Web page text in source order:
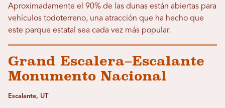
Aproximadamente el 90% de las dunas están abiertas para
vehículos todoterreno, una atracción que ha hecho que
este parque estatal sea cada vez más popular.
Grand Escalera–Escalante
Monumento Nacional
Escalante, UT